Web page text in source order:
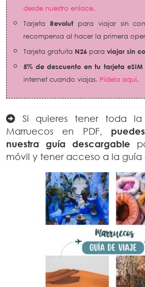
desde nuestro enlace.
Tarjeta Revolutpara viajar sin
recompensa al hacer la primera
Tarjeta gratuita N26 para viajar sin
5% de descuento en tu tarjeta
internet cuando viajas. Pídela aquí.
Si quieres tener toda
Marruecos en PDF,
nuestra guía descargable
móvil y tener acceso a la guía